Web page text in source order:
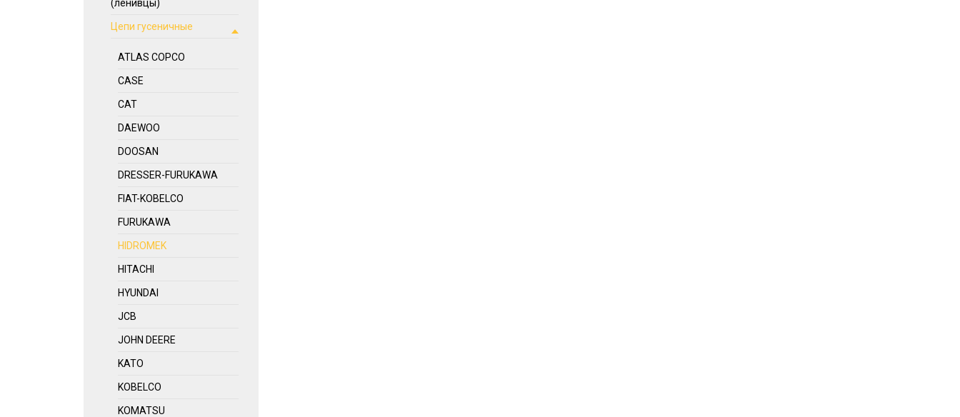
(ленивцы)
Цепи гусеничные
ATLAS COPCO
CASE
CAT
DAEWOO
DOOSAN
DRESSER-FURUKAWA
FIAT-KOBELCO
FURUKAWA
HIDROMEK
HITACHI
HYUNDAI
JCB
JOHN DEERE
KATO
KOBELCO
KOMATSU